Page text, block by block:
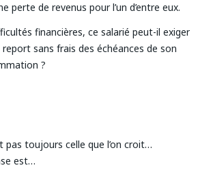
perte de revenus pour l’un d’entre eux.
financières, ce salarié peut-il exiger
sans frais des échéances de son
?
pas toujours celle que l’on croit…
est…